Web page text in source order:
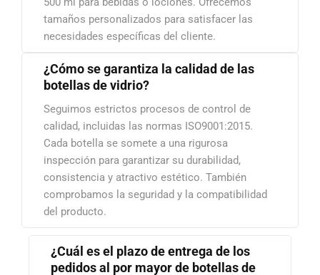
tamaños personalizados para satisfacer las
necesidades específicas del cliente.
¿Cómo se garantiza la calidad de las
botellas de vidrio?
Seguimos estrictos procesos de control de
calidad, incluidas las normas ISO9001:2015.
Cada botella se somete a una rigurosa
inspección para garantizar su durabilidad,
consistencia y atractivo estético. También
comprobamos la seguridad y la compatibilidad
del producto.
¿Cuál es el plazo de entrega de los
pedidos al por mayor de botellas de